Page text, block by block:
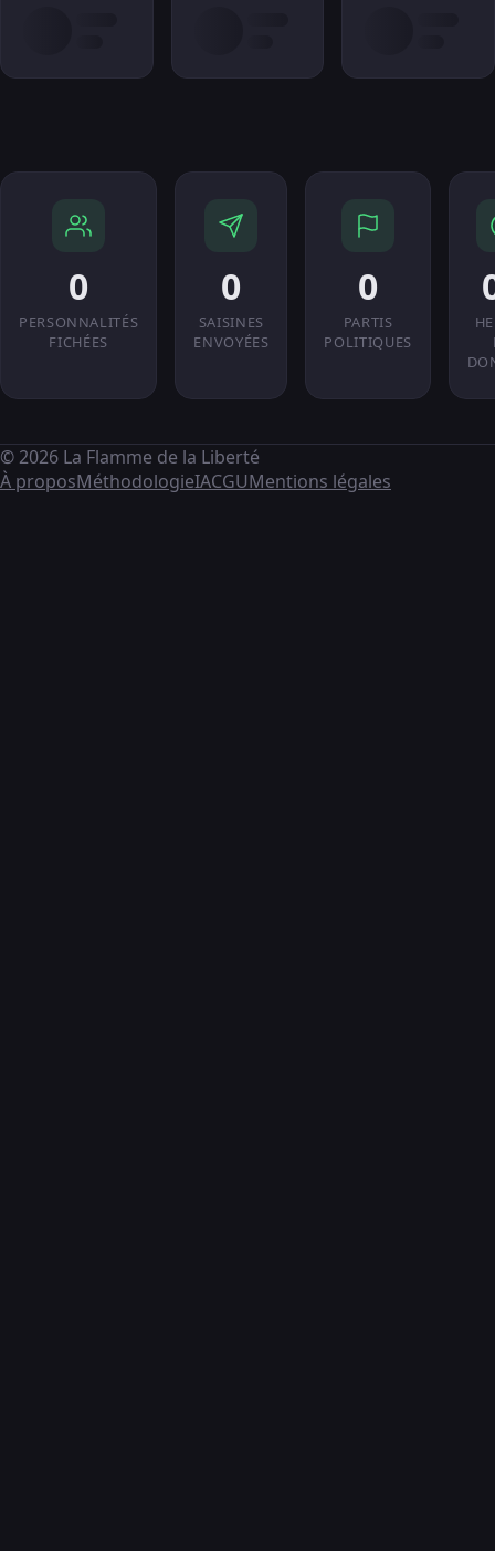
0
PERSONNALITÉS
FICHÉES
0
SAISINES
ENVOYÉES
0
PARTIS
POLITIQUES
© 2026 La Flamme de la Liberté
À proposMéthodologieIACGUMentions légales